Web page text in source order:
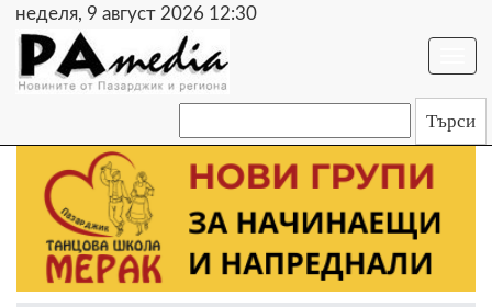
неделя, 9 август 2026 12:30